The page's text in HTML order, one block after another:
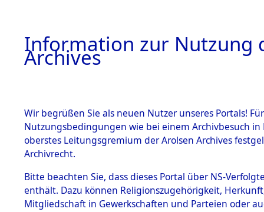
BESTÄNDE
1.
Information zur Nutzung
Archives
Wir begrüßen Sie als neuen Nutzer unseres Portals!
Nutzungsbedingungen wie bei einem Archivbesuch
oberstes Leitungsgremium der Arolsen Archives
Archivrecht.
Bitte beachten Sie, dass dieses Portal über NS-
enthält. Dazu können Religionszugehörigkeit,
Mitgliedschaft in Gewerkschaften und Parteien oder